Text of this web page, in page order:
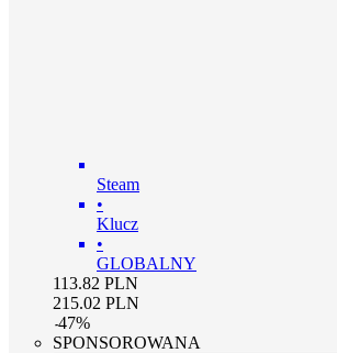
Steam
•
Klucz
•
GLOBALNY
113.82 PLN
215.02 PLN
-47%
SPONSOROWANA